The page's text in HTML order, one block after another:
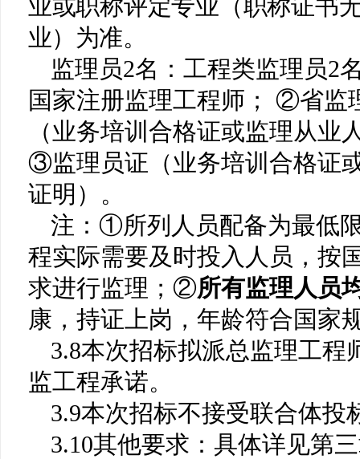
业或职称评定专业（职称证书
业）为准。
监理员2名： 工程类监理员2
国家注册监理工程师； ②省监
（业务培训合格证或监理从业
③监理员证（业务培训合格证
证明）。
注： ①所列人员配备为最低
程实际需要及时投入人员，按
求进行监理；②所有监理人员
康，持证上岗 ， 年龄符合国家
3.8本次招标拟派总监理工程
监工程承诺。
3.9本次招标不接受联合体投
3.10其他要求：具体详见第